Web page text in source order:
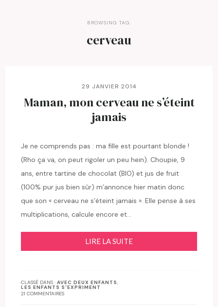
BROWSING TAG:
cerveau
29 JANVIER 2014
Maman, mon cerveau ne s’éteint
jamais
Je ne comprends pas : ma fille est pourtant blonde !
(Rho ça va, on peut rigoler un peu hein). Choupie, 9
ans, entre tartine de chocolat (BIO) et jus de fruit
(100% pur jus bien sûr) m’annonce hier matin donc
que son « cerveau ne s’éteint jamais ». Elle pense à ses
multiplications, calcule encore et…
LIRE LA SUITE
CLASSÉ DANS :AVEC DEUX ENFANTS,
LES ENFANTS S'EXPRIMENT
21 COMMENTAIRES